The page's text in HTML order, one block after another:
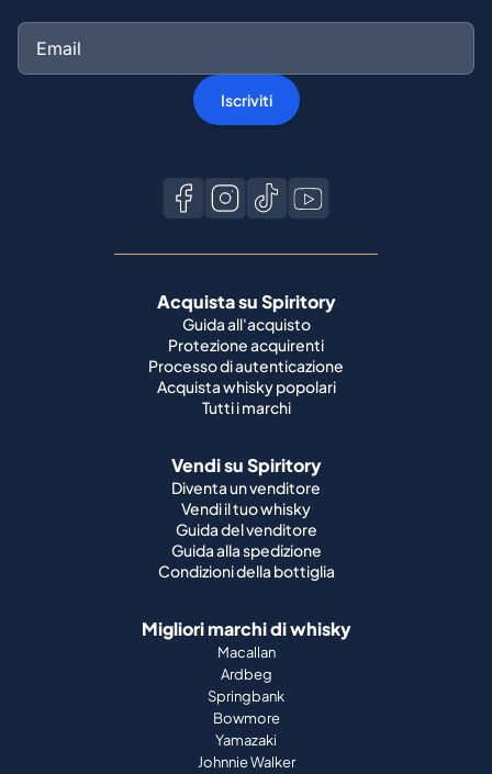
Iscriviti
Acquista su Spiritory
Guida all'acquisto
Protezione acquirenti
Processo di autenticazione
Acquista whisky popolari
Tutti i marchi
Vendi su Spiritory
Diventa un venditore
Vendi il tuo whisky
Guida del venditore
Guida alla spedizione
Condizioni della bottiglia
Migliori marchi di whisky
Macallan
Ardbeg
Springbank
Bowmore
Yamazaki
Johnnie Walker